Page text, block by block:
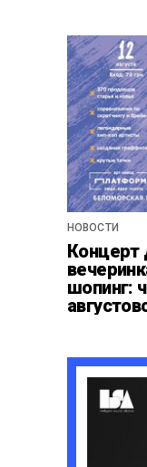
НОВОСТИ
Концерт
шопинг: